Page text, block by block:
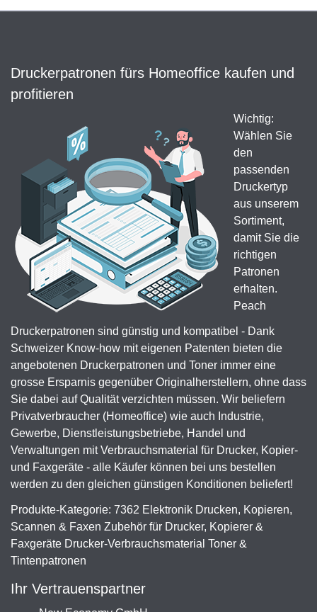
Druckerpatronen fürs Homeoffice kaufen und
profitieren
Wichtig:
Wählen Sie
den
passenden
Druckertyp
aus unserem
Sortiment,
damit Sie die
richtigen
Patronen
erhalten.
Peach
Druckerpatronen sind günstig und kompatibel - Dank
Schweizer Know-how mit eigenen Patenten bieten die
angebotenen Druckerpatronen und Toner immer eine
grosse Ersparnis gegenüber Originalherstellern, ohne dass
Sie dabei auf Qualität verzichten müssen. Wir beliefern
Privatverbraucher (Homeoffice) wie auch Industrie,
Gewerbe, Dienstleistungsbetriebe, Handel und
Verwaltungen mit Verbrauchsmaterial für Drucker, Kopier-
und Faxgeräte - alle Käufer können bei uns bestellen
werden zu den gleichen günstigen Konditionen beliefert!
Produkte-Kategorie: 7362 Elektronik Drucken, Kopieren,
Scannen & Faxen Zubehör für Drucker, Kopierer &
Faxgeräte Drucker-Verbrauchsmaterial Toner &
Tintenpatronen
Ihr Vertrauenspartner